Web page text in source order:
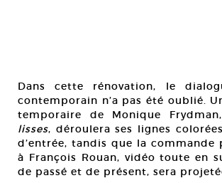
Dans cette rénovation, le
contemporain n’a pas été oublié.
temporaire de Monique
lisses, déroulera ses lignes
d’entrée, tandis que la
à François Rouan, vidéo toute en
de passé et de présent, sera